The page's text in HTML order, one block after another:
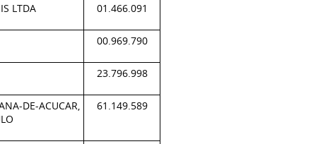
LTDA 01.466.091
00.969.790
23.796.998
DE-ACUCAR,
61.149.589